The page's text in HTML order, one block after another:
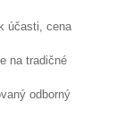
účasti, cena
na tradičné
odborný